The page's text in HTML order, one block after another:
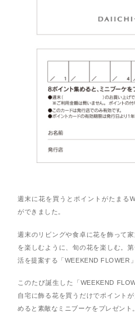
週末に花を買うとポイントがたまる
ができました。
週末のリビングや食卓に花を飾って
を楽しむように、旬の花を楽しむ。
活を提案する「WEEKEND FLOWER
このたび誕生した「WEEKEND
自宅に飾る花を買うだけでポイント
めると素敵なミニブーケをプレゼント。